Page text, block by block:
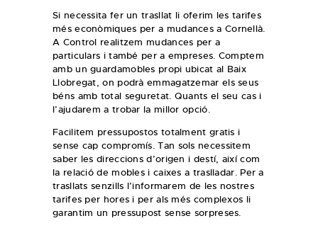
Si necessita fer un trasllat li oferim les tarifes
més econòmiques per a mudances a Cornellà.
A Control realitzem mudances per a
particulars i també per a empreses. Comptem
amb un guardamobles propi ubicat al Baix
Llobregat, on podrà emmagatzemar els seus
béns amb total seguretat. Quants el seu cas i
l’ajudarem a trobar la millor opció.
Facilitem pressupostos totalment gratis i
sense cap compromís. Tan sols necessitem
saber les direccions d’origen i destí, així com
la relació de mobles i caixes a traslladar. Per a
trasllats senzills l’informarem de les nostres
tarifes per hores i per als més complexos li
garantim un pressupost sense sorpreses.